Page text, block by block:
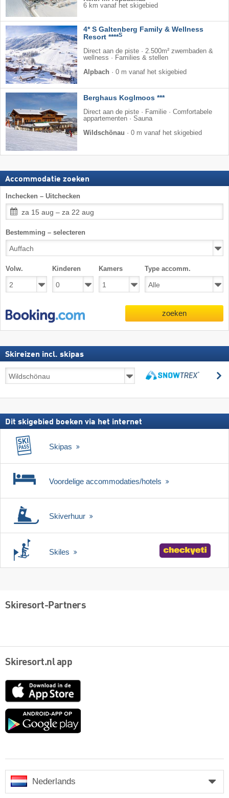
6 km vanaf het skigebied
4* S Galtenberg Family & Wellness
Resort ****S
Direct aan de piste · 2.500m² zwembaden &
wellness · Families & stellen
Alpbach · 0 m vanaf het skigebied
Berghaus Koglmoos ***
Direct aan de piste · Familie · Comfortabele
appartementen · Sauna
Wildschönau · 0 m vanaf het skigebied
Accommodatie zoeken
Inchecken – Uitchecken
za 15 aug – za 22 aug
Bestemming – selecteren
Volw. Kinderen Kamers Type accomm.
zoeken
Skireizen incl. skipas
Skireizen
incl.
Dit skigebied boeken via het internet
Skipas
Voordelige accommodaties/hotels
Skiverhuur
Skiles
Skiresort-Partners
Skiresort.nl app
Nederlands